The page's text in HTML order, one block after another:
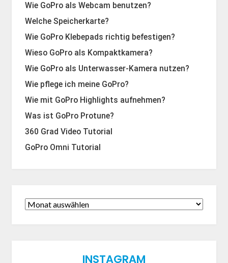
Wie GoPro als Webcam benutzen?
Welche Speicherkarte?
Wie GoPro Klebepads richtig befestigen?
Wieso GoPro als Kompaktkamera?
Wie GoPro als Unterwasser-Kamera nutzen?
Wie pflege ich meine GoPro?
Wie mit GoPro Highlights aufnehmen?
Was ist GoPro Protune?
360 Grad Video Tutorial
GoPro Omni Tutorial
INSTAGRAM